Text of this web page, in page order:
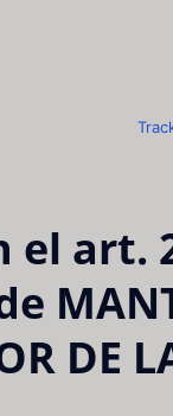
art.
DE